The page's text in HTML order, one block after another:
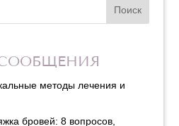
Поиск
методы лечения и
бровей: 8 вопросов,